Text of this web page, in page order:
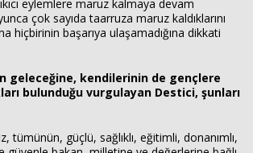
eylemlere maruz kalmaya devam
çok sayıda taarruza maruz kaldıklarını
hiçbirinin başarıya ulaşamadığına dikkati
geleceğine, kendilerinin de gençlere
bulunduğu vurgulayan Destici, şunları
tümünün, güçlü, sağlıklı, eğitimli, donanımlı,